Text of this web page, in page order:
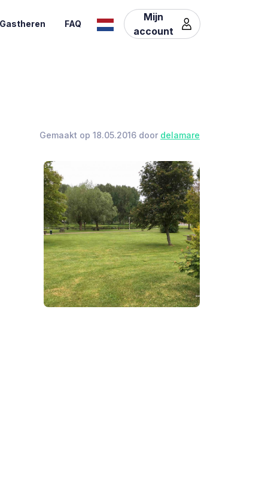
Gastheren FAQ
Mijn
account
Gemaakt op 18.05.2016 door delamare